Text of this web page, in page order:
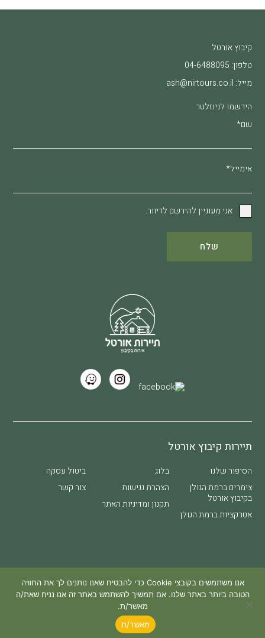
תיירות קיבוץ אורטל
הסיפור שלנו
צימרים ברמת הגולן
בקיבוץ אורטל​
אטרקציות ברמת הגולן
בלוג
הצהרת נגישות
תקנון ומדיניות האתר
ביטול עסקה
צור קשר
קיבוץ אורטל
טלפון: 04-6488095
מייל: ash@nirtours.co.il
הירשמו לניוזלטר
שם*
אימייל*
אני מעוניין להירשם לדיוור.
site by SPIRO CREATIVE
אנו משתמשים בקובצי Cookie כדי להבטיח שאנו נותנים לך את החוויה
הטובה ביותר באתר שלנו. אם תמשיך להשתמש באתר זה אנו נניח שאת/ה
מאשר/ת.
מאשר/ת